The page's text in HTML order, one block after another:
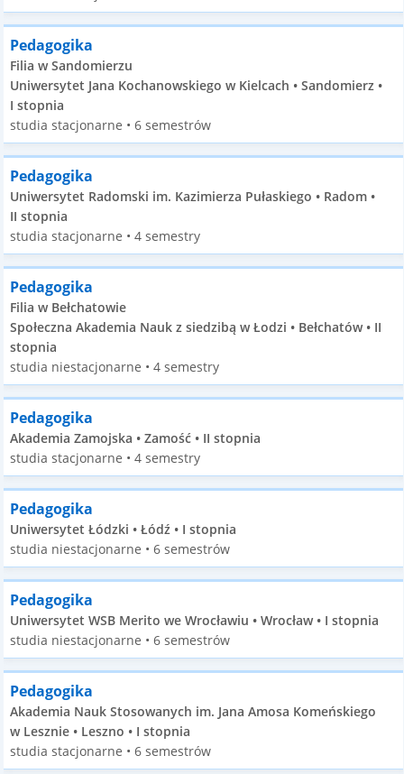
Pedagogika
Filia w Sandomierzu
Uniwersytet Jana Kochanowskiego w Kielcach • Sandomierz •
I stopnia
studia stacjonarne • 6 semestrów
Pedagogika
Uniwersytet Radomski im. Kazimierza Pułaskiego • Radom •
II stopnia
studia stacjonarne • 4 semestry
Pedagogika
Filia w Bełchatowie
Społeczna Akademia Nauk z siedzibą w Łodzi • Bełchatów • II
stopnia
studia niestacjonarne • 4 semestry
Pedagogika
Akademia Zamojska • Zamość • II stopnia
studia stacjonarne • 4 semestry
Pedagogika
Uniwersytet Łódzki • Łódź • I stopnia
studia niestacjonarne • 6 semestrów
Pedagogika
Uniwersytet WSB Merito we Wrocławiu • Wrocław • I stopnia
studia niestacjonarne • 6 semestrów
Pedagogika
Akademia Nauk Stosowanych im. Jana Amosa Komeńskiego
w Lesznie • Leszno • I stopnia
studia stacjonarne • 6 semestrów